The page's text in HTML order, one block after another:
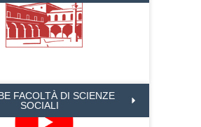
FACOLTÀ DI SCIENZE
SOCIALI